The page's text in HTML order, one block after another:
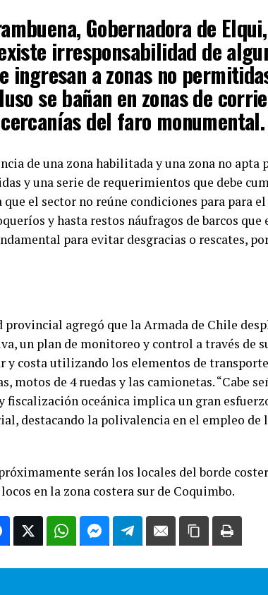
Gobernadora de Elqui,
irresponsabilidad de
ingresan a zonas no
se bañan en zonas de
del faro monumental.
de una zona habilitada y una zona no apta
y una serie de requerimientos que debe
el sector no reúne condiciones para para
y hasta restos náufragos de barcos que
para evitar desgracias o rescates,
agregó que la Armada de Chile
un plan de monitoreo y control a través de
y costa utilizando los elementos de
motos de 4 ruedas y las camionetas. “Cabe
fiscalización oceánica implica un gran
destacando la polivalencia en el empleo de
serán los locales del borde
en la zona costera sur de Coquimbo.